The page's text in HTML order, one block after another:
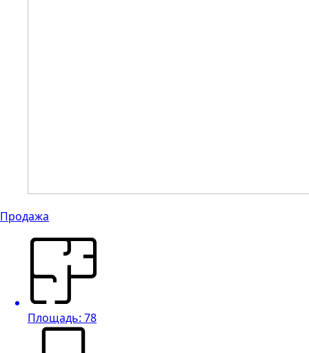
Продажа
Площадь: 78